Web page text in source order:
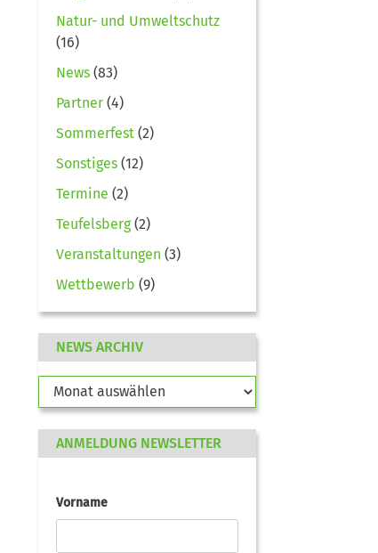
Natur- und Umweltschutz
(16)
News (83)
Partner (4)
Sommerfest (2)
Sonstiges (12)
Termine (2)
Teufelsberg(2)
Veranstaltungen (3)
Wettbewerb (9)
NEWS ARCHIV
ANMELDUNG NEWSLETTER
Vorname